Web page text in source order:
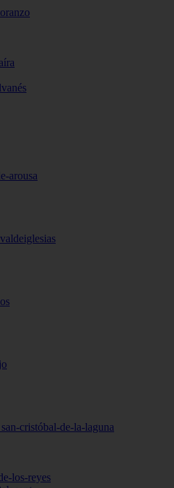
arousa
cristóbal-de-la-laguna
los-reyes